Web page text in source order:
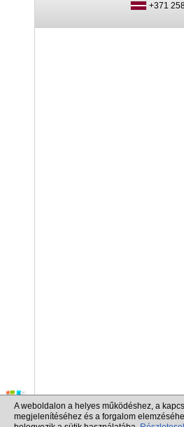
+371
A weboldalon a helyes működéshez, a
megjelenítéséhez és a forgalom